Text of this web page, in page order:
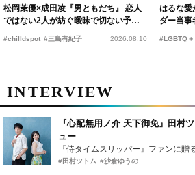
松岡茉優×成田凌『男ともだち』 恋人
ではない2人が紡ぐ曖昧で切ない予告
#chilldspot #三島有紀子 2026.08.10
はるな愛
ダー当事
#LGBTQ＋
INTERVIEW
『心配無用ノ介 天下御免』田村
ュー
#田村ツトム #沙倉ゆうの